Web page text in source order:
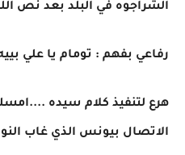
الشراجوه في البلد بعد نص
رفاعي بفهم : تومام يا علي
هرع لتنفيذ كلام سيده
الاتصال بيونس الذي غاب